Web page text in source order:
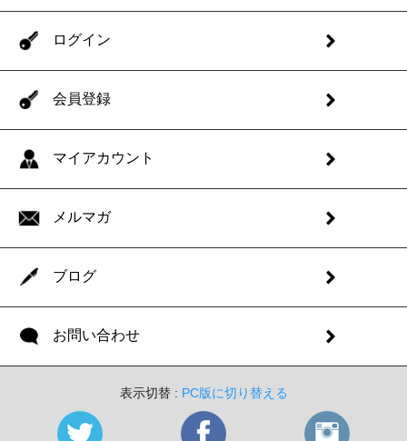
ログイン
会員登録
マイアカウント
メルマガ
ブログ
お問い合わせ
表示切替 : PC版に切り替える